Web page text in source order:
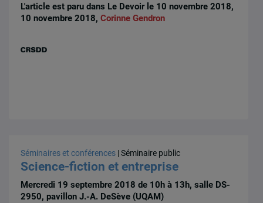
L'article est paru dans Le Devoir le 10 novembre 2018,
10 novembre 2018,Corinne Gendron
Séminaires et conférences | Séminaire public
Science-fiction et entreprise
Mercredi 19 septembre 2018 de 10h à 13h, salle DS-
2950, pavillon J.-A. DeSève (UQAM)